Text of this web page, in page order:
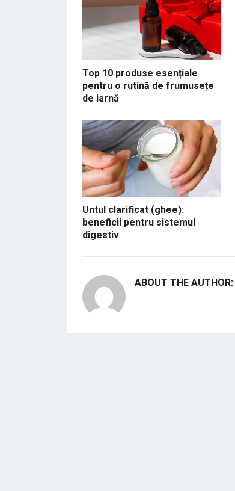
Top 10 produse esențiale
pentru o rutină de frumusețe
de iarnă
Untul clarificat (ghee):
beneficii pentru sistemul
digestiv
ABOUT THE AUTHOR: